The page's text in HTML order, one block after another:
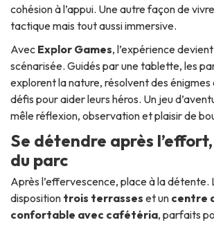
cohésion à l’appui. Une autre façon de
tactique mais tout aussi immersive.
Avec Explor Games, l’expérience
scénarisée. Guidés par une tablette, les
explorent la nature, résolvent des
défis pour aider leurs héros. Un jeu
mêle réflexion, observation et plaisir de
Se détendre après
du parc
Après l’effervescence, place à la détente.
disposition trois terrasses et un centre
confortable avec cafétéria, parfaits